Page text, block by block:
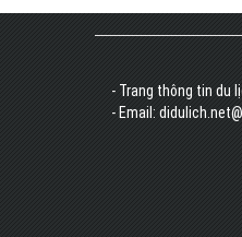
- Trang thông tin du
- Email: